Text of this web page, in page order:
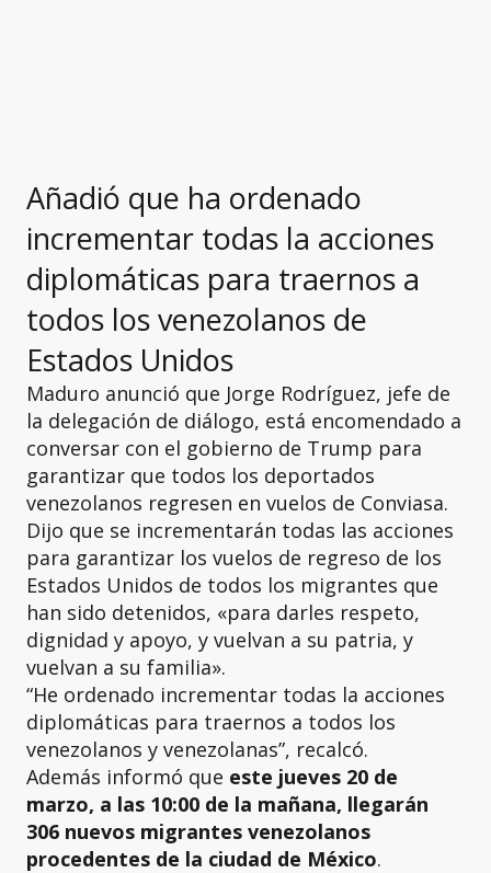
Añadió que ha ordenado
incrementar todas la acciones
diplomáticas para traernos a
todos los venezolanos de
Estados Unidos
Maduro anunció que Jorge Rodríguez, jefe de
la delegación de diálogo, está encomendado a
conversar con el gobierno de Trump para
garantizar que todos los deportados
venezolanos regresen en vuelos de Conviasa.
Dijo que se incrementarán todas las acciones
para garantizar los vuelos de regreso de los
Estados Unidos de todos los migrantes que
han sido detenidos, «para darles respeto,
dignidad y apoyo, y vuelvan a su patria, y
vuelvan a su familia».
“He ordenado incrementar todas la acciones
diplomáticas para traernos a todos los
venezolanos y venezolanas”, recalcó.
Además informó que este jueves 20 de
marzo, a las 10:00 de la mañana, llegarán
306 nuevos migrantes venezolanos
procedentes de la ciudad de México.